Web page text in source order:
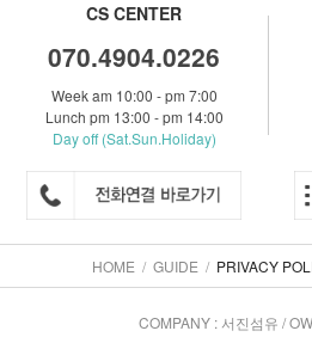
CS CENTER
070.4904.0226
Week am 10:00 - pm 7:00
Lunch pm 13:00 - pm 14:00
Day off (Sat.Sun.Holiday)
HOME / GUIDE / PRIVACY
COMPANY : 서진섬유 /